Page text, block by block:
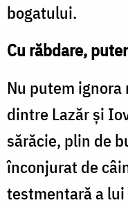
bogatului.
Cu răbdare,
Nu putem
dintre Lazăr și
sărăcie, plin de
înconjurat de
testmentară a